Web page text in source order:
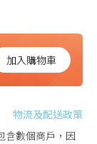
加入購物車
物流及配送政策
含數個商戶，因